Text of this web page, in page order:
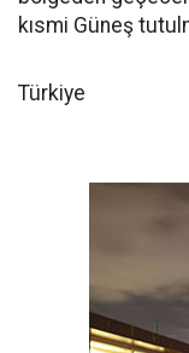
kısmi Güneş
Türkiye